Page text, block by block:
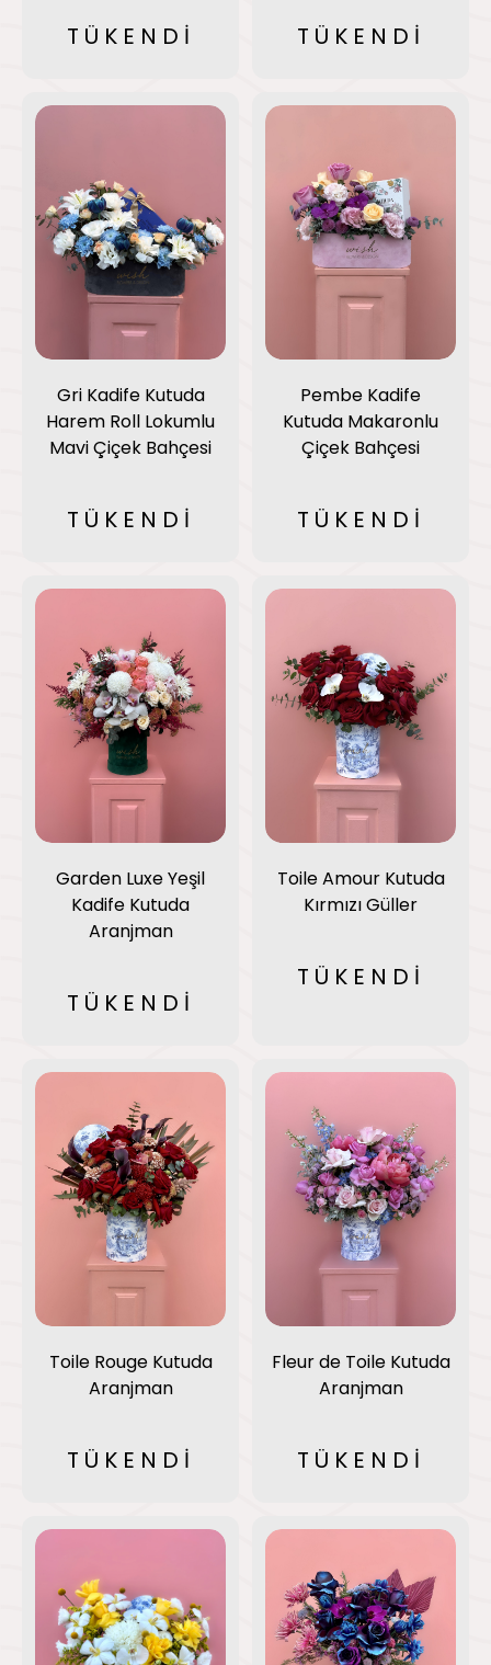
TÜKENDİ TÜKENDİ
Gri Kadife Kutuda
Harem Roll Lokumlu
Mavi Çiçek Bahçesi
TÜKENDİ
Pembe Kadife
Kutuda Makaronlu
Çiçek Bahçesi
TÜKENDİ
Garden Luxe Yeşil
Kadife Kutuda
Aranjman
TÜKENDİ
Toile Amour Kutuda
Kırmızı Güller
TÜKENDİ
Toile Rouge Kutuda
Aranjman
TÜKENDİ
Fleur de Toile Kutuda
Aranjman
TÜKENDİ